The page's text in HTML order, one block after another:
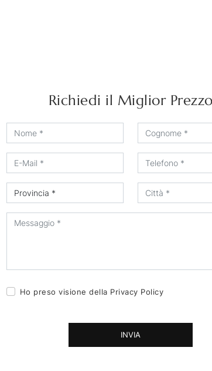
Richiedi il Miglior Prezzo
Ho preso visione della Privacy Policy
INVIA